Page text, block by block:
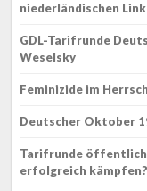
niederländischen
GDL-Tarifrunde
Weselsky
Feminizide im
Deutscher Oktober
Tarifrunde
erfolgreich kämpfen?